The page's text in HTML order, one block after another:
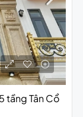
tầng Tân Cổ